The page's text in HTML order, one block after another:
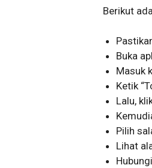
Berikut
Buka
Masuk
Ketik
Lalu,
Pilih
Lihat